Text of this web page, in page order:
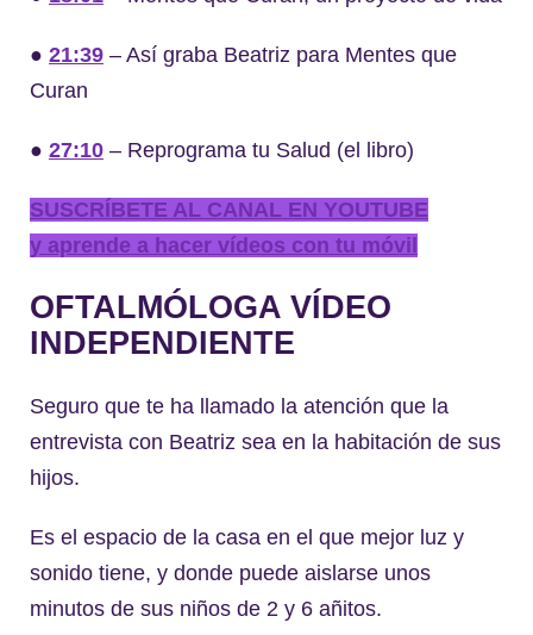
● 21:39 – Así graba Beatriz para Mentes que
Curan
● 27:10 – Reprograma tu Salud (el libro)
SUSCRÍBETE AL CANAL EN YOUTUBE
y aprende a hacer vídeos con tu móvil
OFTALMÓLOGA VÍDEO
INDEPENDIENTE
Seguro que te ha llamado la atención que la
entrevista con Beatriz sea en la habitación de sus
hijos.
Es el espacio de la casa en el que mejor luz y
sonido tiene, y donde puede aislarse unos
minutos de sus niños de 2 y 6 añitos.